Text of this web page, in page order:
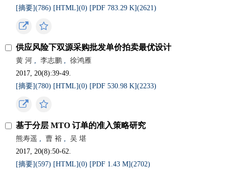
[摘要](786) [HTML](0) [PDF 783.29 K](2621)
供应风险下双源采购批发单价拍卖最优设计
黄 河 , 李志鹏 ,
徐鸿雁
2017, 20(8):39-49.
[摘要](780) [HTML](0) [PDF 530.98 K](2233)
基于分层 MTO 订单的准入策略研究
熊寿遥 , 曹 裕 ,
吴 堪
2017, 20(8):50-62.
[摘要](597) [HTML](0) [PDF 1.43 M](2702)